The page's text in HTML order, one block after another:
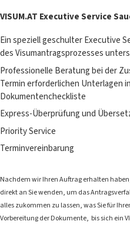
VISUM.AT Executive Service
Ein speziell geschulter Executive
des Visumantragsprozesses
Professionelle Beratung bei der
Termin erforderlichen Unterlagen
Dokumentencheckliste
Express-Überprüfung und
Priority Service
Terminvereinbarung
Nachdem wir Ihren Auftrag erhalten
direkt an Sie wenden, um das
alles zukommen zu lassen, was Sie für
Vorbereitung der Dokumente, bis sich ein